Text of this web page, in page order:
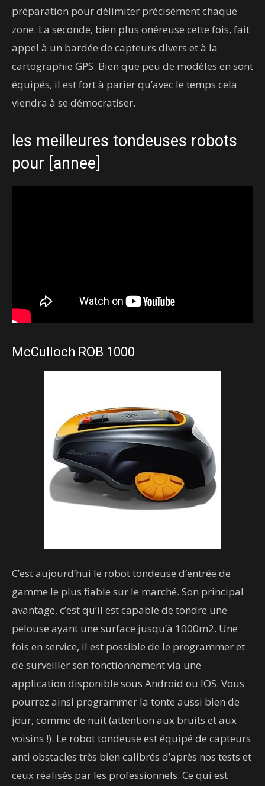
préparation pour délimiter précisément chaque
zone. La seconde, bien plus onéreuse cette fois, fait
appel à un bardée de capteurs divers et à la
cartographie GPS. Bien que peu de modèles en sont
équipés, il est fort à parier qu’avec le temps cela
viendra à se démocratiser.
les meilleures tondeuses robots
pour [annee]
McCulloch ROB 1000
C’est aujourd’hui le robot tondeuse d’entrée de
gamme le plus fiable sur le marché. Son principal
avantage, c’est qu’il est capable de tondre une
pelouse ayant une surface jusqu’à 1000m2. Une
fois en service, il est possible de le programmer et
de surveiller son fonctionnement via une
application disponible sous Android ou IOS. Vous
pourrez ainsi programmer la tonte aussi bien de
jour, comme de nuit (attention aux bruits et aux
voisins !). Le robot tondeuse est équipé de capteurs
anti obstacles très bien calibrés d’après nos tests et
ceux réalisés par les professionnels. Ce qui est